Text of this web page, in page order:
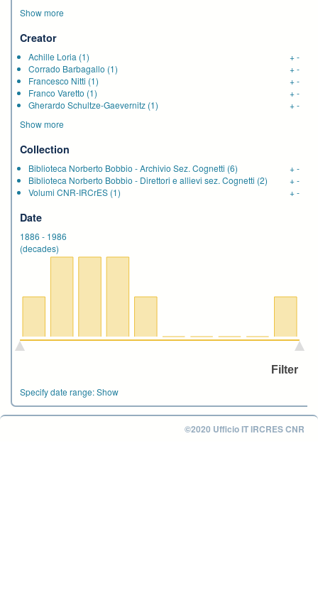
Show more
Creator
Achille Loria (1) +-
Corrado Barbagallo (1) +-
Francesco Nitti (1) +-
Franco Varetto (1) +-
Gherardo Schultze-Gaevernitz (1) +-
Show more
Collection
Biblioteca Norberto Bobbio - Archivio Sez. Cognetti (6) +-
Biblioteca Norberto Bobbio - Direttori e allievi sez. Cognetti (2) +-
Volumi CNR-IRCrES (1) +-
Date
1886 - 1986
(decades)
Specify date range:Show
©2020 Ufficio IT IRCRES CNR